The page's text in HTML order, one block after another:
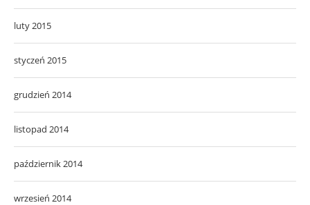
luty 2015
styczeń 2015
grudzień 2014
listopad 2014
październik 2014
wrzesień 2014